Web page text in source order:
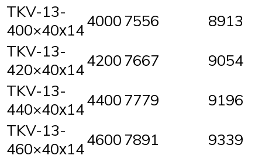
TKV-13-
400×40х144000 7556
8913
TKV-13-
420×40х144200 7667
9054
TKV-13-
440×40х144400 7779
9196
TKV-13-
460×40х144600 7891
9339